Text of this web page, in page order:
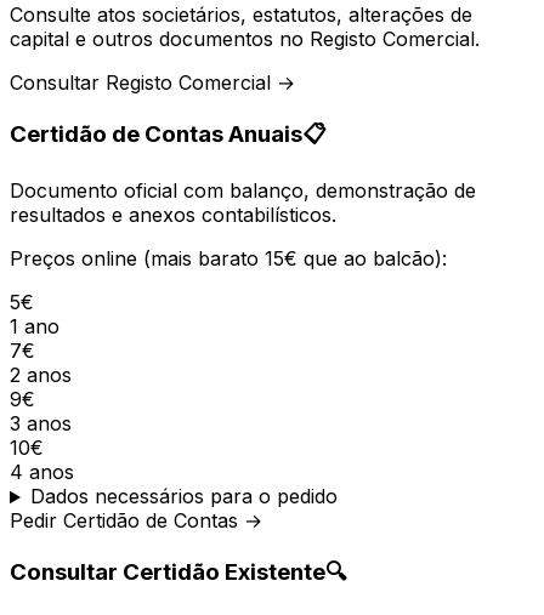
Consulte atos societários, estatutos, alterações de
capital e outros documentos no Registo Comercial.
Consultar Registo Comercial →
Certidão de Contas Anuais📋
Documento oficial com balanço, demonstração de
resultados e anexos contabilísticos.
Preços online (mais barato 15€ que ao balcão):
5€
1 ano
7€
2 anos
9€
3 anos
10€
4 anos
Dados necessários para o pedido
Pedir Certidão de Contas →
Consultar Certidão Existente🔍